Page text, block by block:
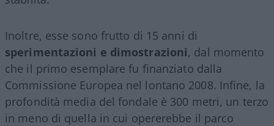
Inoltre, esse sono frutto di 15 anni di
sperimentazioni e dimostrazioni, dal momento
che il primo esemplare fu finanziato dalla
Commissione Europea nel lontano 2008. Infine, la
profondità media del fondale è 300 metri, un terzo
in meno di quella in cui opererebbe il parco